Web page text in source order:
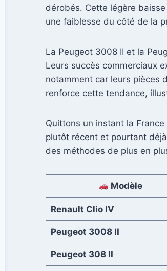
dérobés. Cette légère
une faiblesse du côté de la
La Peugeot 3008 II et la
Leurs succès commerciaux
notamment car leurs pièces
renforce cette tendance,
Quittons un instant la
plutôt récent et pourtant déjà
des méthodes de plus en
Modèle
Renault Clio IV
Peugeot 3008 II
Peugeot 308 II